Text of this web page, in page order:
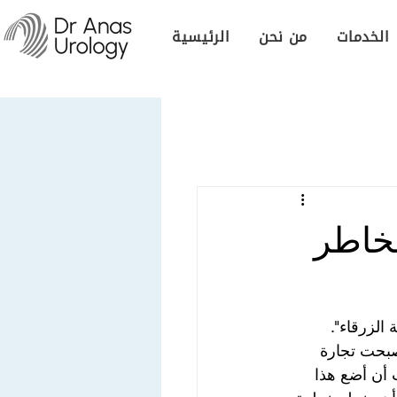
الرئيسية من نحن الخدمات
تجارة
أن أضع هذا